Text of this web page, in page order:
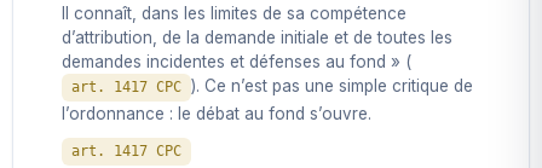
Il connaît, dans les limites de sa compétence
d’attribution, de la demande initiale et de toutes les
demandes incidentes et défenses au fond » (
art. 1417 CPC ). Ce n’est pas une simple critique de
l’ordonnance : le débat au fond s’ouvre.
art. 1417 CPC